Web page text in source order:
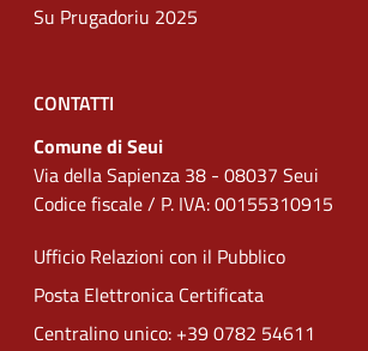
Su Prugadoriu 2025
CONTATTI
Comune di Seui
Via della Sapienza 38 - 08037 Seui
Codice fiscale / P. IVA: 00155310915
Ufficio Relazioni con il Pubblico
Posta Elettronica Certificata
Centralino unico: +39 0782 54611